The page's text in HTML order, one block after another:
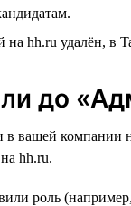
на hh.ru удалён, в
до
в вашей компании
hh.ru.
роль